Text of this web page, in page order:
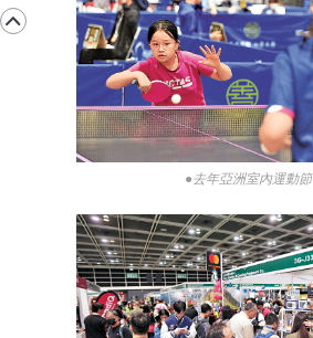
●去年亞洲室內運動節